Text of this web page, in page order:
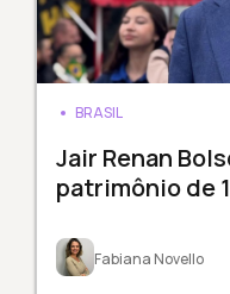
BRASIL
Jair Renan
patrimônio de
Fabiana Novello